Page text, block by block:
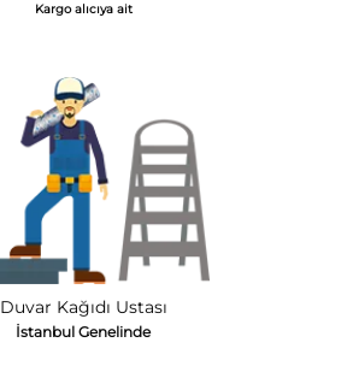
Kargo alıcıya ait
Duvar Kağıdı Ustası
İstanbul Genelinde